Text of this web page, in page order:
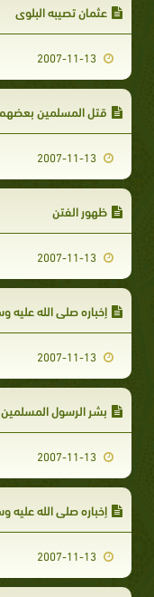
عثمان تصيبه البلوى
قتل المسلمين
ظهور الفتن
إخباره صلى الله عليه وسلم
بشر الرسول
إخباره صلى الله عليه